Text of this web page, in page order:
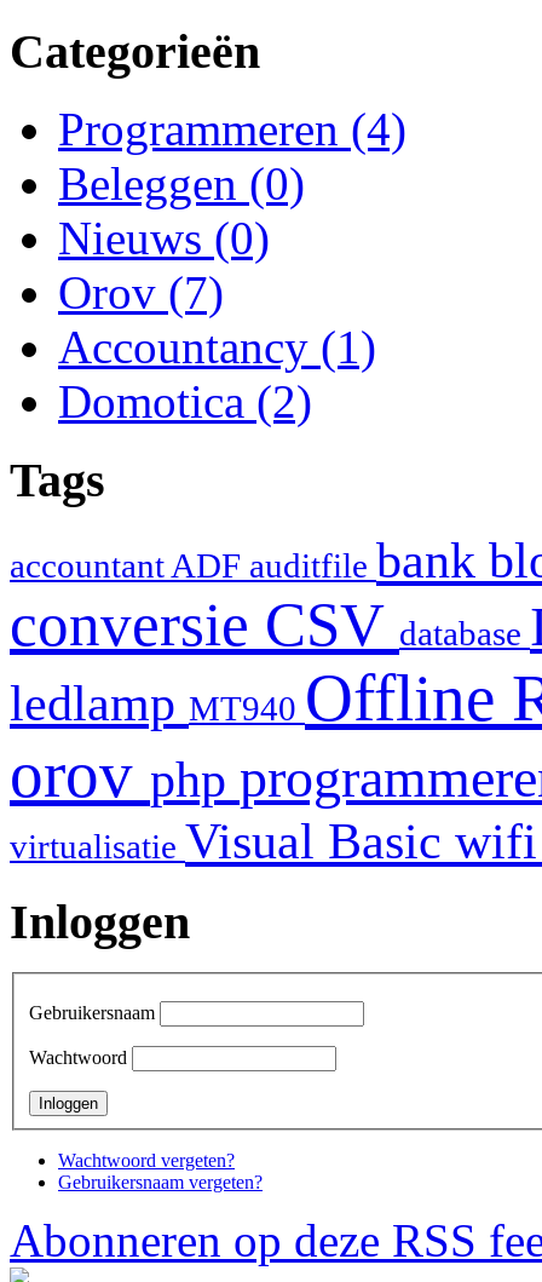
Categorieën
Programmeren (4)
Beleggen (0)
Nieuws (0)
Orov (7)
Accountancy (1)
Domotica (2)
Tags
accountant ADF auditfile bank
conversie CSV database
ledlamp MT940 Offline
orov php
virtualisatie Visual Basic
Inloggen
Gebruikersnaam
Wachtwoord
Wachtwoord vergeten?
Gebruikersnaam vergeten?
Abonneren op deze RSS